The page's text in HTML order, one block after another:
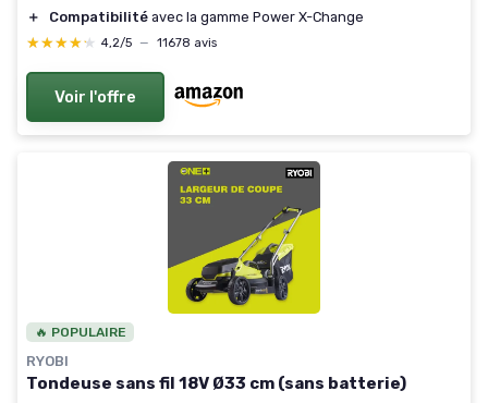
＋
Compatibilité avec la gamme Power X-Change
★★★★★
★★★★★ 4,2/5 — 11678 avis
Voir l'offre
🔥 POPULAIRE
RYOBI
Tondeuse sans fil 18V Ø33 cm (sans batterie)